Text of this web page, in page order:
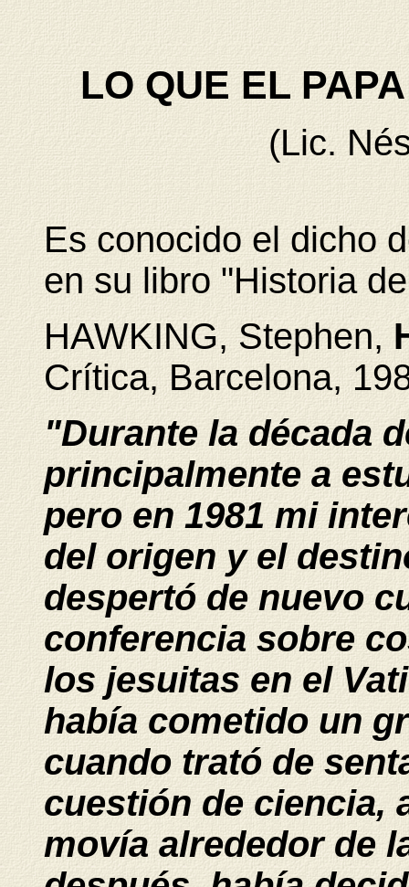
LO QUE EL
(Lic.
Es conocido el dicho
en su libro "Historia
HAWKING, Stephen,
Crítica, Barcelona,
"Durante la década
principalmente a
pero en 1981 mi
del origen y el
despertó de nuevo
conferencia sobre
los jesuitas en el
había cometido un
cuando trató de
cuestión de ciencia,
movía alrededor de